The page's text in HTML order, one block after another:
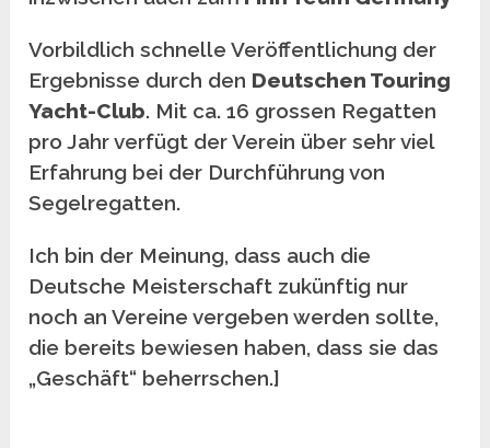
Vorbildlich schnelle Veröffentlichung der
Ergebnisse durch den Deutschen Touring
Yacht-Club. Mit ca. 16 grossen Regatten
pro Jahr verfügt der Verein über sehr viel
Erfahrung bei der Durchführung von
Segelregatten.
Ich bin der Meinung, dass auch die
Deutsche Meisterschaft zukünftig nur
noch an Vereine vergeben werden sollte,
die bereits bewiesen haben, dass sie das
„Geschäft“ beherrschen.]